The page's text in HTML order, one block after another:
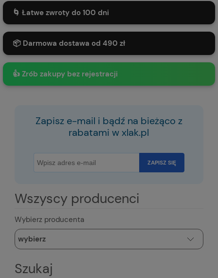
🌀 Łatwe zwroty do 100 dni
📦 Darmowa dostawa od 490 zł
👍 Zrób zakupy bez rejestracji
Zapisz e-mail i bądź na bieżąco z
rabatami w xlak.pl
ZAPISZ SIĘ
Wszyscy producenci
Wybierz producenta
Szukaj